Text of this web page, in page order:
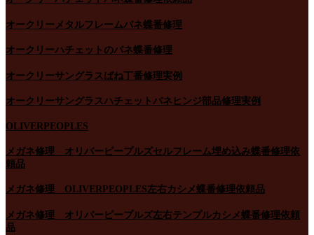
オークリーメタルフレームバネ蝶番修理
オークリーハチェットのバネ蝶番修理
オークリーサングラスばね丁番修理実例
オークリーサングラスハチェットバネヒンジ部品修理実例
OLIVERPEOPLES
メガネ修理 オリバーピープルズセルフレーム埋め込み蝶番修理依
頼品
メガネ修理 OLIVERPEOPLES左右カシメ蝶番修理依頼品
メガネ修理 オリバーピープルズ左右テンプルカシメ蝶番修理依頼
品